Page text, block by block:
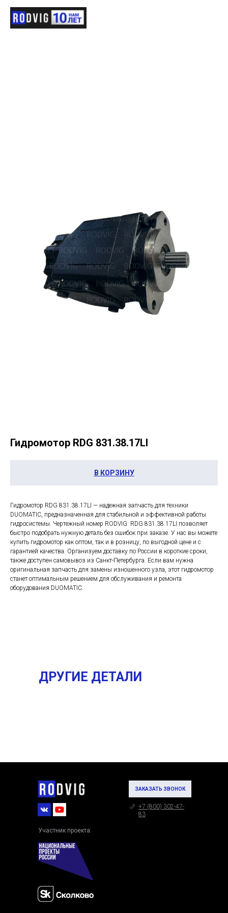
Гидромотор RDG 831.38.17LI
В КОРЗИНУ
Гидромотор RDG 831.38.17LI — надежная запчасть для техники
DUOMATIC, предназначенная для стабильной и эффективной работы
гидросистемы. Чертежный номер RODVIG: RDG 831.38.17LI позволяет
быстро подобрать нужную деталь без ошибок при заказе. У нас вы можете
купить гидромотор как оптом, так и в розницу, по выгодной цене и с
гарантией качества. Организуем доставку по России в короткие сроки,
также доступен самовывоз из Санкт-Петербурга. Если вам нужна
оригинальная запчасть для замены изношенного узла, этот гидромотор
станет оптимальным решением для обслуживания и ремонта
оборудования DUOMATIC.
ДРУГИЕ ДЕТАЛИ
ЗАКАЗАТЬ ЗВОНОК
Участник проекта:
+7 (800) 302-47-
83